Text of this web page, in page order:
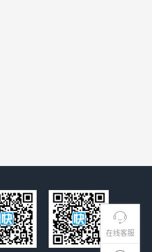
在线客服